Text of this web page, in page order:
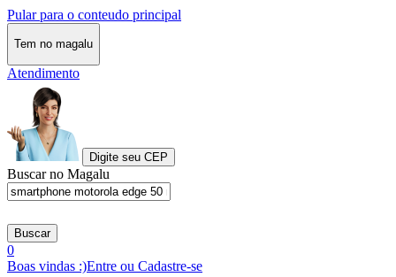
Pular para o conteudo principal
Tem no magalu
Atendimento
Digite seu CEP
Buscar no Magalu
Buscar
0
Boas vindas :)Entre ou Cadastre-se